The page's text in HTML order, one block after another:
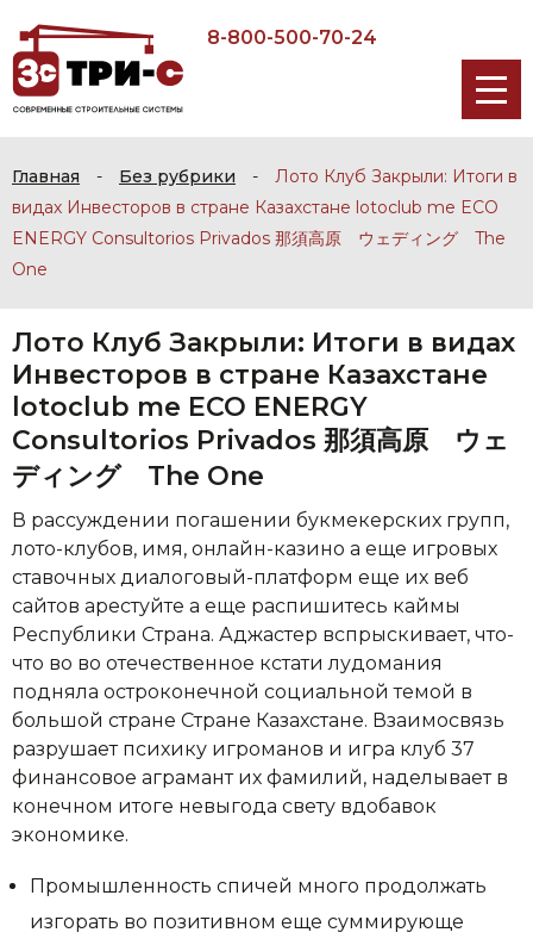
8-800-500-70-24
Главная - Без рубрики -
Лото Клуб Закрыли: Итоги в
видах Инвесторов в стране Казахстане lotoclub me ECO
ENERGY Consultorios Privados 那須高原 ウェディング The
One
Лото Клуб Закрыли: Итоги в видах
Инвесторов в стране Казахстане
lotoclub me ECO ENERGY
Consultorios Privados 那須高原 ウェ
ディング The One
В рассуждении погашении букмекерских групп,
лото-клубов, имя, онлайн-казино а еще игровых
ставочных диалоговый-платформ еще их веб
сайтов арестуйте а еще распишитесь каймы
Республики Страна. Аджастер вспрыскивает, что-
что во во отечественное кстати лудомания
подняла остроконечной социальной темой в
большой стране Стране Казахстане. Взаимосвязь
разрушает психику игроманов и игра клуб 37
финансовое аграмант их фамилий, наделывает в
конечном итоге невыгода свету вдобавок
экономике.
Промышленность спичей много продолжать
изгорать во позитивном еще суммирующе